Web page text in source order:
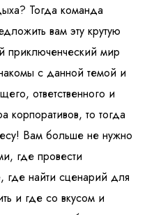
Тогда команда
вам эту крутую
приключенческий мир
с данной темой и
ответственного и
корпоративов, то тогда
Вам больше не нужно
где провести
где найти сценарий для
и где со вкусом и